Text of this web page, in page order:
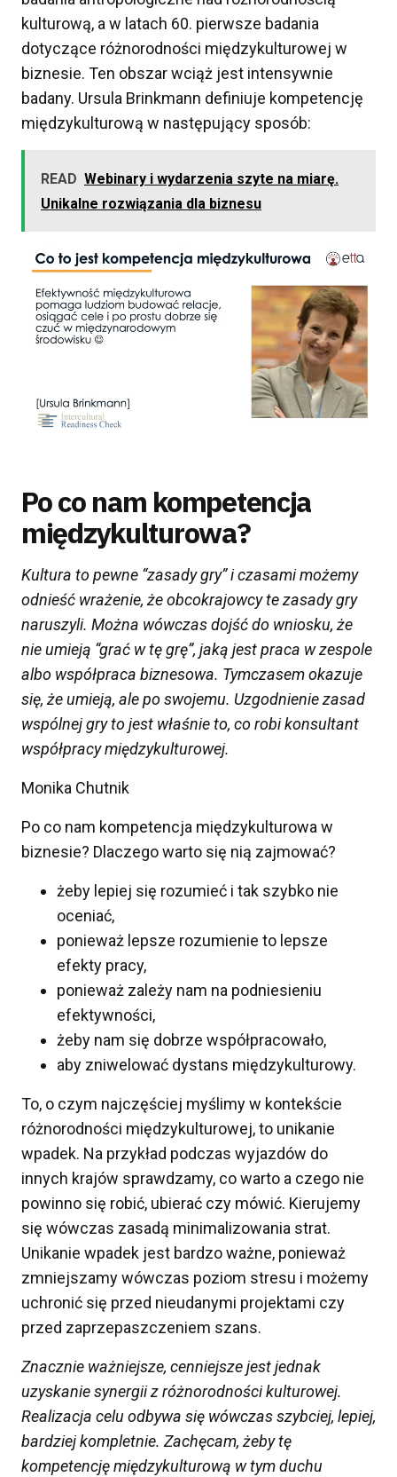
kulturową, a w latach 60. pierwsze badania
dotyczące różnorodności międzykulturowej w
biznesie. Ten obszar wciąż jest intensywnie
badany. Ursula Brinkmann definiuje kompetencję
międzykulturową w następujący sposób:
READ Webinary i wydarzenia szyte na miarę.
Unikalne rozwiązania dla biznesu
Po co nam kompetencja
międzykulturowa?
Kultura topewne “zasady gry” i czasamimożemy
odnieść wrażenie, żeobcokrajowcy te zasady gry
naruszyli. Można wówczas dojść do wniosku, że
nie umieją “grać w tęgrę”, jaką jest praca w zespole
albo współpraca biznesowa. Tymczasem okazuje
się, że umieją, ale po swojemu. Uzgodnienie zasad
wspólnejgry to jest właśnie to, co robi konsultant
współpracy międzykulturowej.
Monika Chutnik
Po co nam kompetencja międzykulturowa w
biznesie? Dlaczego warto się nią zajmować?
żeby lepiej się rozumieć i tak szybko nie
oceniać,
ponieważ lepsze rozumienie to lepsze
efekty pracy,
ponieważ zależy nam na podniesieniu
efektywności,
żeby nam się dobrze współpracowało,
aby zniwelować dystans międzykulturowy.
To, o czym najczęściej myślimy w kontekście
różnorodności międzykulturowej, to unikanie
wpadek. Na przykład podczas wyjazdów do
innych krajów sprawdzamy, co warto a czego nie
powinno się robić, ubierać czy mówić. Kierujemy
się wówczas zasadą minimalizowania strat.
Unikanie wpadek jest bardzo ważne, ponieważ
zmniejszamy wówczas poziom stresu i możemy
uchronić się przed nieudanymi projektami czy
przed zaprzepaszczeniem szans.
Znacznie ważniejsze, cenniejsze jest jednak
uzyskanie synergii z różnorodności kulturowej.
Realizacja celu odbywa się wówczas szybciej, lepiej,
bardziej kompletnie. Zachęcam, żeby tę
kompetencję międzykulturową w tym duchu